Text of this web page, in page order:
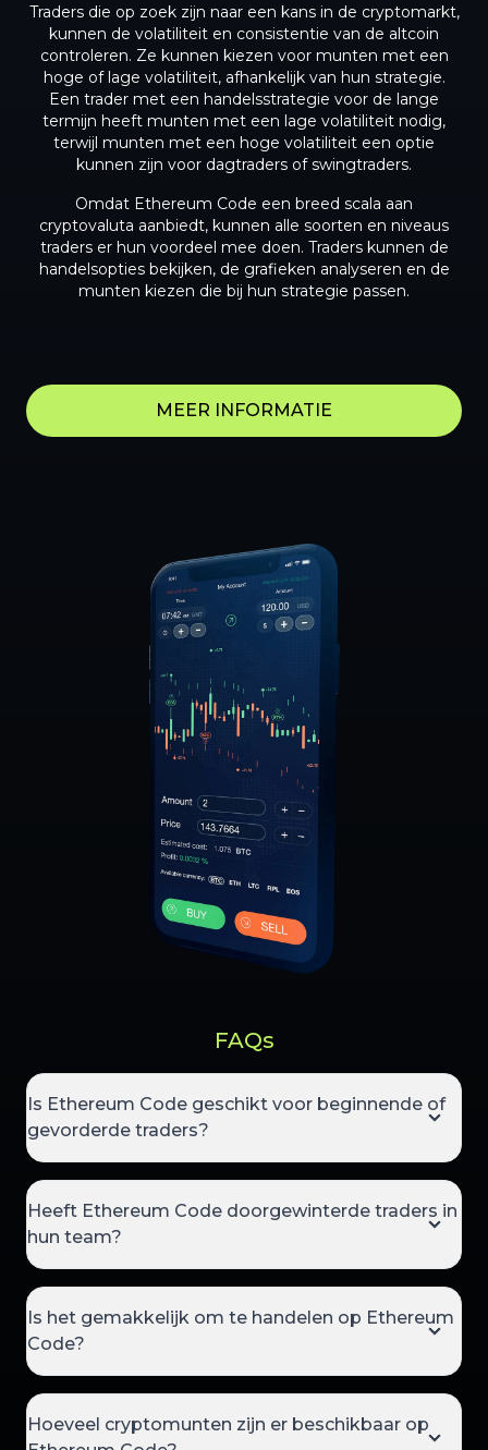
Traders die op zoek zijn naar een kans in de cryptomarkt,
kunnen de volatiliteit en consistentie van de altcoin
controleren. Ze kunnen kiezen voor munten met een
hoge of lage volatiliteit, afhankelijk van hun strategie.
Een trader met een handelsstrategie voor de lange
termijn heeft munten met een lage volatiliteit nodig,
terwijl munten met een hoge volatiliteit een optie
kunnen zijn voor dagtraders of swingtraders.
Omdat Ethereum Code een breed scala aan
cryptovaluta aanbiedt, kunnen alle soorten en niveaus
traders er hun voordeel mee doen. Traders kunnen de
handelsopties bekijken, de grafieken analyseren en de
munten kiezen die bij hun strategie passen.
MEER INFORMATIE
FAQs
Is Ethereum Code geschikt voor beginnende of
gevorderde traders?
Heeft Ethereum Code doorgewinterde traders in
hun team?
Is het gemakkelijk om te handelen op Ethereum
Code?
Hoeveel cryptomunten zijn er beschikbaar op